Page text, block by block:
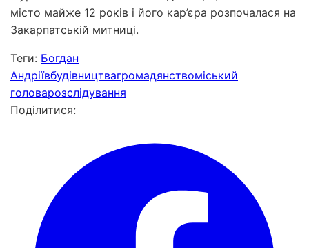
місто майже 12 років і його кар’єра розпочалася на
Закарпатській митниці.
Теги: Богдан
Андріївбудівництвагромадянствоміський
головарозслідування
Поділитися: